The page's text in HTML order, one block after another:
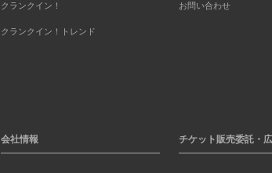
クランクイン！
クランクイン！トレンド
お問い合わせ
会社情報 チケット販売委託・